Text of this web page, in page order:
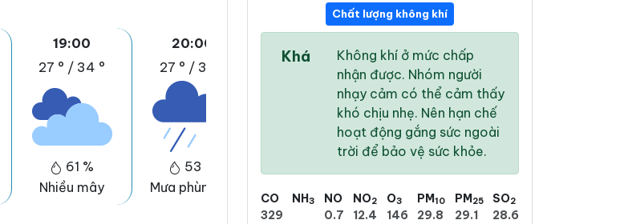
19:00
27 ° / 34 °
61 %
Nhiều mây
20:00
27 ° / 33 °
53 %
Mưa phùn nhẹ
27 °/ 33 °
26 ° /
Chất lượng không khí
Khá
Không khí ở mức chấp
nhận được. Nhóm người
nhạy cảm có thể cảm thấy
khó chịu nhẹ. Nên hạn chế
hoạt động gắng sức ngoài
trời để bảo vệ sức khỏe.
CO
329
NH3
NO
0.7
NO2
12.4
O3
146
PM10
29.8
PM25
29.1
SO2
28.6